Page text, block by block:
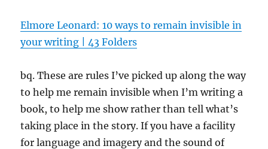
Elmore Leonard: 10 ways to remain invisible in
your writing | 43 Folders
bq. These are rules I’ve picked up along the way
to help me remain invisible when I’m writing a
book, to help me show rather than tell what’s
taking place in the story. If you have a facility
for language and imagery and the sound of